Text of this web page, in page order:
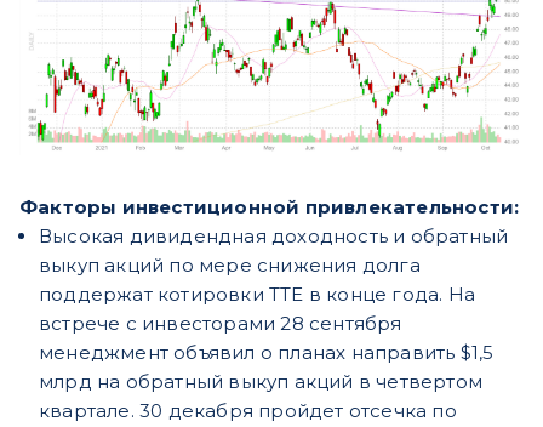
Факторы инвестиционной привлекательности:
Высокая дивидендная доходность и обратный
выкуп акций по мере снижения долга
поддержат котировки TTE в конце года. На
встрече с инвесторами 28 сентября
менеджмент объявил о планах направить $1,5
млрд на обратный выкуп акций в четвертом
квартале. 30 декабря пройдет отсечка по